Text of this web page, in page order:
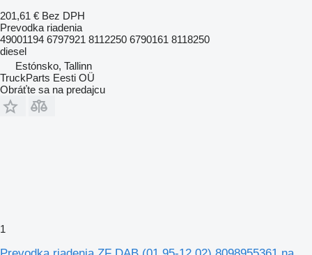
201,61 € Bez DPH
Prevodka riadenia
49001194 6797921 8112250 6790161 8118250
diesel
Estónsko, Tallinn
TruckParts Eesti OÜ
Obráťte sa na predajcu
1